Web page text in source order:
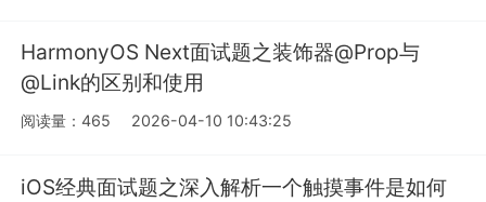
HarmonyOS Next面试题之装饰器@Prop与
@Link的区别和使用
阅读量：465 2026-04-10 10:43:25
iOS经典面试题之深入解析一个触摸事件是如何